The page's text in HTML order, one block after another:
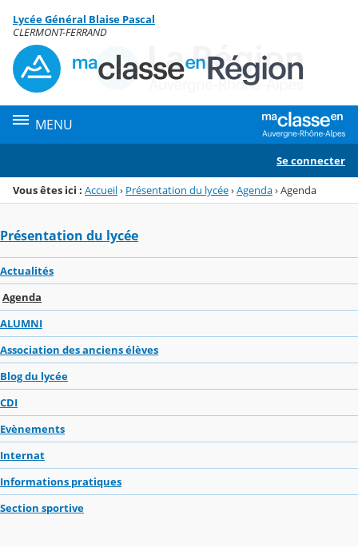
Menu de la rubrique
Contenu
Lycée Général Blaise Pascal
CLERMONT-FERRAND
MENU
Se connecter
Vous êtes ici : Accueil› Présentation du lycée›Agenda›Agenda
Présentation du lycée
Actualités
Agenda
ALUMNI
Association des anciens élèves
Blog du lycée
CDI
Evènements
Internat
Informations pratiques
Section sportive